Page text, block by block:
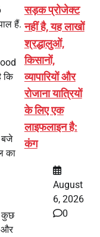
हैं.
कि
बजे
का
कुछ
और
सड़क प्रोजेक्ट
नहीं है, यह लाखों
श्रद्धालुओं,
किसानों,
व्यापारियों और
रोजाना यात्रियों
के लिए एक
लाइफलाइन है:
कंग
August
6, 2026
0